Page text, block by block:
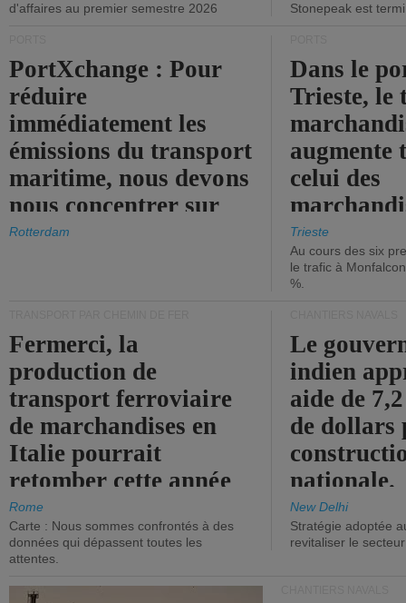
d'affaires au premier semestre 2026
Stonepeak est
PortXchange : Pour
réduire
immédiatement les
émissions du transport
maritime, nous devons
nous concentrer sur
les ports.
Rotterdam
Dans le
Trieste, le
augmente
celui des
diminue.
Trieste
Au cours des six
le trafic à
%.
Fermerci, la
production de
transport ferroviaire
de marchandises en
Italie pourrait
retomber cette année
aux niveaux de 2015.
Rome
Carte : Nous sommes confrontés à des
données qui dépassent toutes les
attentes.
Le
indien
aide de
de dollars
nationale.
New Delhi
Stratégie adoptée
revitaliser le secteur